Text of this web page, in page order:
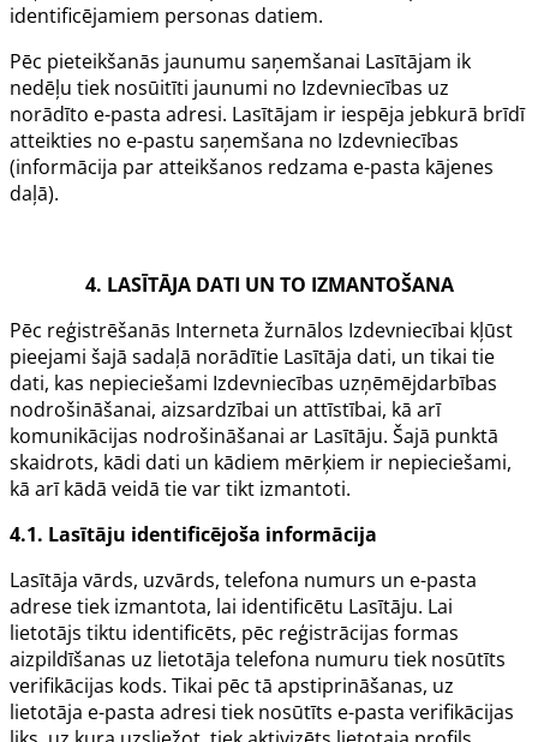
identificējamiem personas datiem.
Pēc pieteikšanās jaunumu saņemšanai Lasītājam ik
nedēļu tiek nosūitīti jaunumi no Izdevniecības uz
norādīto e-pasta adresi. Lasītājam ir iespēja jebkurā brīdī
atteikties no e-pastu saņemšana no Izdevniecības
(informācija par atteikšanos redzama e-pasta kājenes
daļā).
4. LASĪTĀJA DATI UN TO IZMANTOŠANA
Pēc reģistrēšanās Interneta žurnālos Izdevniecībai kļūst
pieejami šajā sadaļā norādītie Lasītāja dati, un tikai tie
dati, kas nepieciešami Izdevniecības uzņēmējdarbības
nodrošināšanai, aizsardzībai un attīstībai, kā arī
komunikācijas nodrošināšanai ar Lasītāju. Šajā punktā
skaidrots, kādi dati un kādiem mērķiem ir nepieciešami,
kā arī kādā veidā tie var tikt izmantoti.
4.1. Lasītāju identificējoša informācija
Lasītāja vārds, uzvārds, telefona numurs un e-pasta
adrese tiek izmantota, lai identificētu Lasītāju. Lai
lietotājs tiktu identificēts, pēc reģistrācijas formas
aizpildīšanas uz lietotāja telefona numuru tiek nosūtīts
verifikācijas kods. Tikai pēc tā apstiprināšanas, uz
lietotāja e-pasta adresi tiek nosūtīts e-pasta verifikācijas